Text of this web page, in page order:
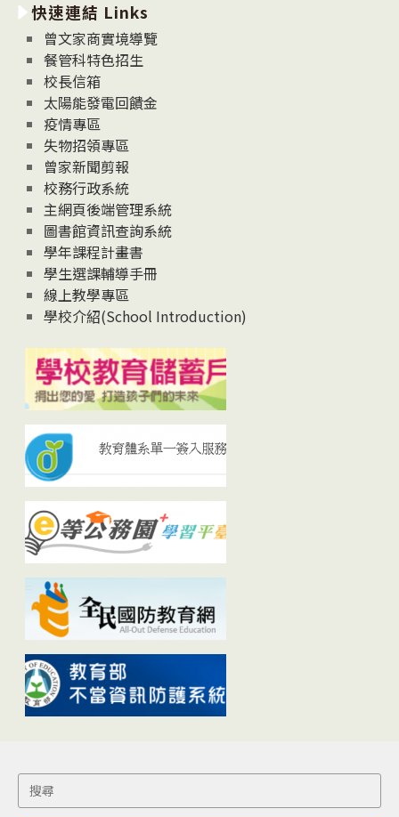
消
息
News
快速連結 Links
曾文家商實境導覽
餐管科特色招生
校長信箱
太陽能發電回饋金
疫情專區
失物招領專區
曾家新聞剪報
校務行政系統
主網頁後端管理系統
圖書館資訊查詢系統
學年課程計畫書
學生選課輔導手冊
線上教學專區
學校介紹(School Introduction)
Search
for: